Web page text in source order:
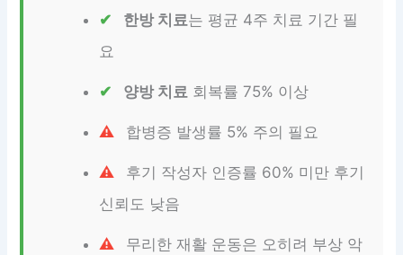
한방 치료는 평균 4주 치료 기간 필
요
양방 치료 회복률 75% 이상
합병증 발생률 5% 주의 필요
후기 작성자 인증률 60% 미만 후기
신뢰도 낮음
무리한 재활 운동은 오히려 부상 악